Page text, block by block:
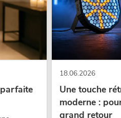
18.06.2026
Une touche
moderne :
grand retour